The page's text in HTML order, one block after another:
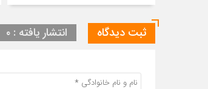
ثبت دیدگاه انتشار یافته : ۰